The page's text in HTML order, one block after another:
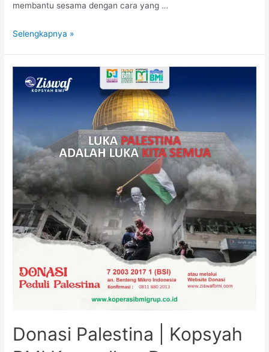
membantu sesama dengan cara yang …
Selengkapnya »
Donasi Palestina | Kopsyah